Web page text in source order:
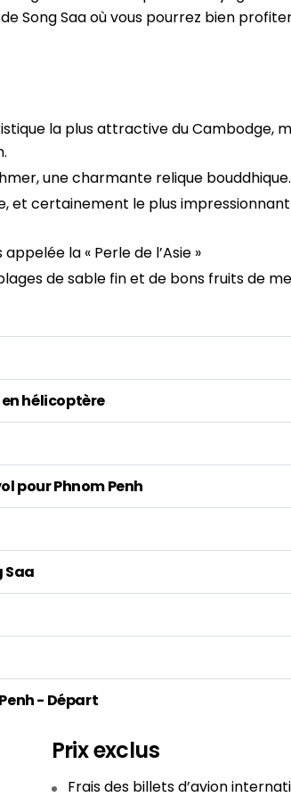
Song Saa où vous pourrez bien
la plus attractive du Cambodge,
une charmante relique bouddhique.
et certainement le plus
la « Perle de l’Asie »
de sable fin et de bons fruits de
hélicoptère
pour Phnom Penh
Saa
- Départ
Prix exclus
Frais des billets d’avion